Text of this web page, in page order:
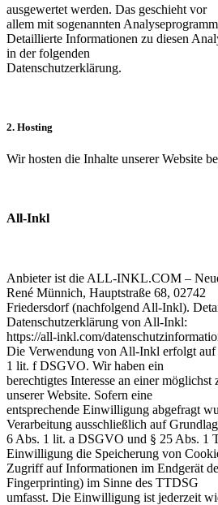
ausgewertet werden. Das geschieht vor
allem mit sogenannten
Detaillierte Informationen zu diesen
in der folgenden
Datenschutzerklärung.
2. Hosting
Wir hosten die Inhalte unserer Website
All-Inkl
Anbieter ist die ALL-INKL.COM –
René Münnich, Hauptstraße 68, 02742
Friedersdorf (nachfolgend All-Inkl).
Datenschutzerklärung von All-Inkl:
https://all-inkl.com/
Die Verwendung von All-Inkl erfolgt
1 lit. f DSGVO. Wir haben ein
berechtigtes Interesse an einer
unserer Website. Sofern eine
entsprechende Einwilligung abgefragt
Verarbeitung ausschließlich auf
6 Abs. 1 lit. a DSGVO und § 25 Abs. 1
Einwilligung die Speicherung von
Zugriff auf Informationen im Endgerät
Fingerprinting) im Sinne des TTDSG
umfasst. Die Einwilligung ist jederzeit